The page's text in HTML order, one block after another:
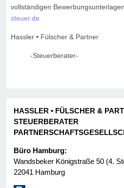
vollständigen
steuer.de
Hassler • Fülscher & Partner
-Steuerberater-
HASSLER • FÜLSCHER &
STEUERBERATER
Büro Hamburg:
Wandsbeker Königstraße 50 (4.
22041 Hamburg